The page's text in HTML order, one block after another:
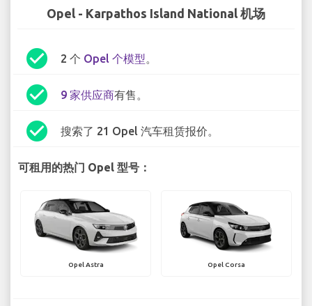
Opel - Karpathos Island National 机场
check_circle 2 个 Opel 个模型。
check_circle 9 家供应商有售。
check_circle 搜索了 21 Opel 汽车租赁报价。
可租用的热门 Opel 型号：
Opel Astra Opel Corsa